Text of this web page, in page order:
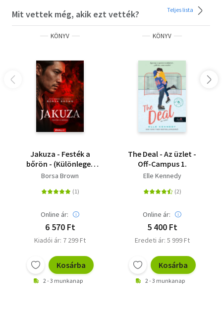
Mit vettek még, akik ezt vették? Teljes lista
KÖNYV
Jakuza - Festék a
bőrön - (Különleges
kiadás)
Borsa Brown
Online ár:
6 570 Ft
Kiadói ár: 7 299 Ft
Kosárba
2 - 3 munkanap
KÖNYV
The Deal - Az üzlet -
Off-Campus 1.
Elle Kennedy
Online ár:
5 400 Ft
Eredeti ár: 5 999 Ft
Kosárba
2 - 3 munkanap